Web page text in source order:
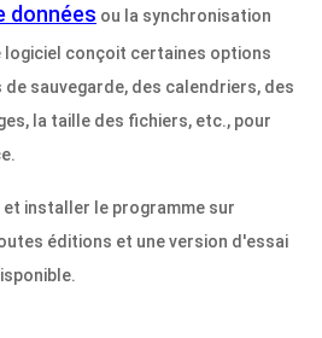
données ou la synchronisation
logiciel conçoit certaines options
sauvegarde, des calendriers, des
la taille des fichiers, etc., pour
installer le programme sur
éditions et une version d'essai